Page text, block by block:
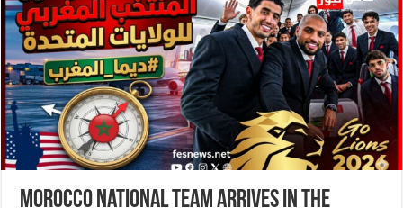
Morocco National Team Arrives in the